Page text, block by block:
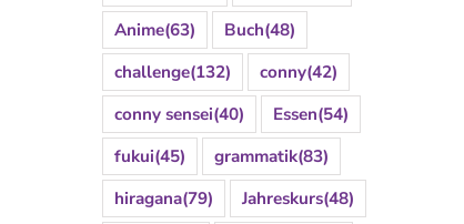
Anime(63) Buch(48)
challenge(132) conny(42)
conny sensei(40) Essen(54)
fukui(45) grammatik(83)
hiragana(79) Jahreskurs(48)